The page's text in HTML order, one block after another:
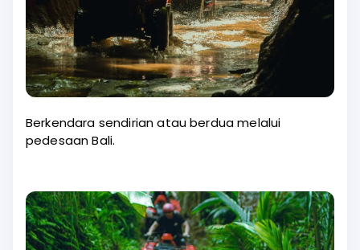
Berkendara sendirian atau berdua melalui
pedesaan Bali.